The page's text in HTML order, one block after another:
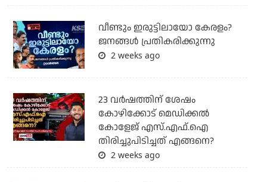
വീണ്ടും ഇരുട്ടിലായോ കേരളം?
ജനങ്ങൾ പ്രതികരിക്കുന്നു
2 weeks ago
23 വർഷത്തിന് ശേഷം
കോഴിക്കോട് മെഡിക്കൽ
കോളേജ് എസ്.എഫ്.ഐ
തിരിച്ചുപിടിച്ചത് എങ്ങനെ?
2 weeks ago